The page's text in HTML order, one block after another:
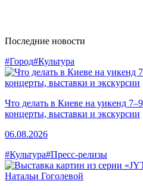
Последние новости
#Город#Культура
Что делать в Киеве на уикенд
концерты, выставки и экскурсии
06.08.2026
#Культура#Пресс-релизы